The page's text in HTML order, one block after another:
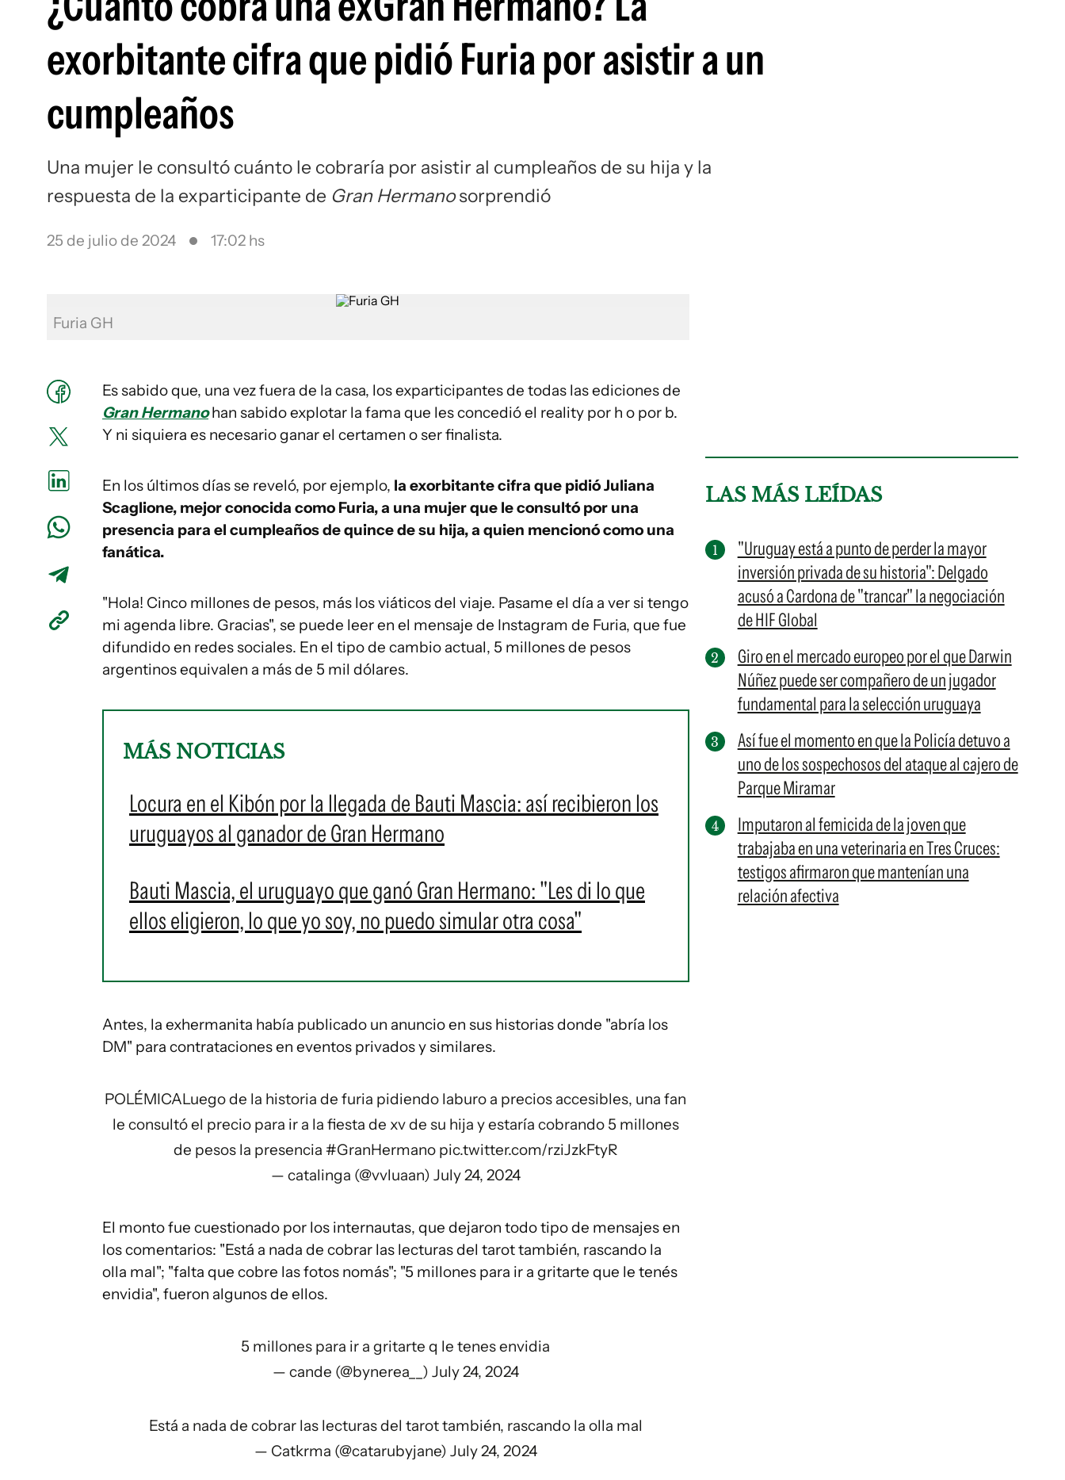
exorbitante cifra que pidió Furia por asistir a un
cumpleaños
Una mujer le consultó cuánto le cobraría por asistir al cumpleaños de su hija y la
respuesta de la exparticipante de Gran Hermanosorprendió
25 de julio de 2024 17:02 hs
Furia GH
Es sabido que, una vez fuera de la casa, los exparticipantes de todas las ediciones de
Gran Hermanohan sabido explotar la fama que les concedió el reality por h o por b.
Y ni siquiera es necesario ganar el certamen o ser finalista.
En los últimos días se reveló, por ejemplo, la exorbitante cifra que pidió Juliana
Scaglione, mejor conocida como Furia, a una mujer que le consultó por una
presencia para el cumpleaños de quince de su hija, a quien mencionó como una
fanática.
"Hola! Cinco millones de pesos, más los viáticos del viaje. Pasame el día a ver si tengo
mi agenda libre. Gracias", se puede leer en el mensaje de Instagram de Furia, que fue
difundido en redes sociales. En el tipo de cambio actual, 5 millones de pesos
argentinos equivalen a más de 5 mil dólares.
MÁS NOTICIAS
Locura en el Kibón por la llegada de Bauti Mascia: así recibieron los
uruguayos al ganador de Gran Hermano
Bauti Mascia, el uruguayo que ganó Gran Hermano: "Les di lo que
ellos eligieron, lo que yo soy, no puedo simular otra cosa"
Antes, la exhermanita había publicado un anuncio en sus historias donde "abría los
DM" para contrataciones en eventos privados y similares.
POLÉMICALuego de la historia de furia pidiendo laburo a precios accesibles, una fan
le consultó el precio para ir a la fiesta de xv de su hija y estaría cobrando 5 millones
de pesos la presencia#GranHermano pic.twitter.com/rziJzkFtyR
— catalinga (@vvluaan) July 24, 2024
El monto fue cuestionado por los internautas, que dejaron todo tipo de mensajes en
los comentarios: "Está a nada de cobrar las lecturas del tarot también, rascando la
olla mal"; "falta que cobre las fotos nomás"; "5 millones para ir a gritarte que le tenés
envidia", fueron algunos de ellos.
5 millones para ir a gritarte q le tenes envidia
— cande (@bynerea__) July 24, 2024
Está a nada de cobrar las lecturas del tarot también, rascando la olla mal
— Catkrma (@catarubyjane) July 24, 2024
LAS MÁS LEÍDAS
"Uruguay está a punto de perder la mayor
inversión privada de su historia": Delgado
acusó a Cardona de "trancar" la negociación
de HIF Global
Giro en el mercado europeo por el que Darwin
Núñez puede ser compañero de un jugador
fundamental para la selección uruguaya
Así fue el momento en que la Policía detuvo a
uno de los sospechosos del ataque al cajero de
Parque Miramar
Imputaron al femicida de la joven que
trabajaba en una veterinaria en Tres Cruces:
testigos afirmaron que mantenían una
relación afectiva